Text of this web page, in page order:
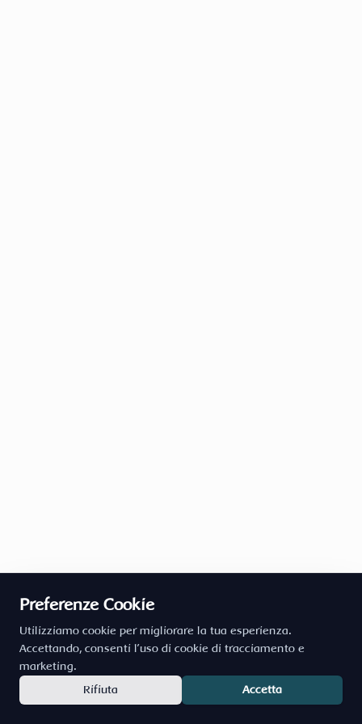
Preferenze Cookie
Utilizziamo cookie per migliorare la tua esperienza.
Accettando, consenti l'uso di cookie di tracciamento e
marketing.
Rifiuta
Accetta